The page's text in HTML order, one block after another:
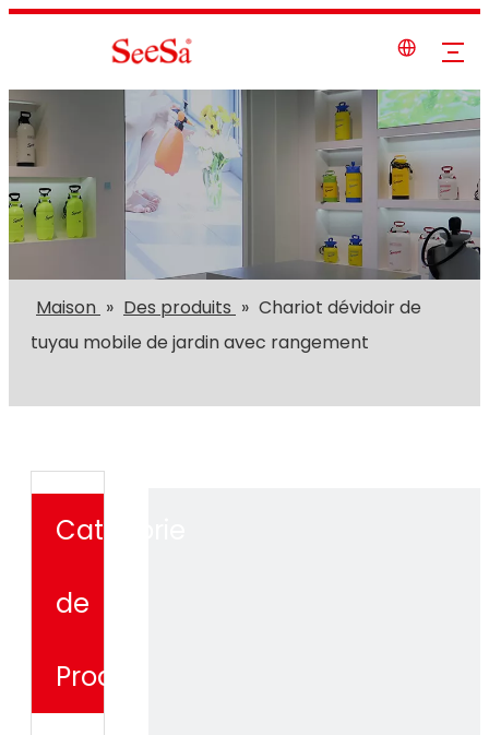
Maison » Des produits » Chariot dévidoir de
tuyau mobile de jardin avec rangement
Catégorie
de
Produit